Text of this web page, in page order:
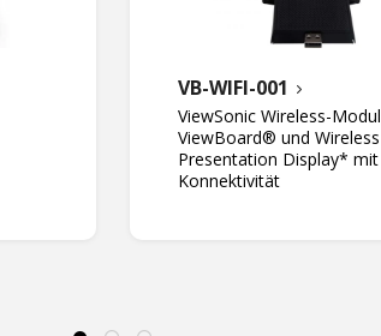
VB-WIFI-001
ViewSonic Wireless-
ViewBoard® und Wireless
Presentation Display*
Konnektivität